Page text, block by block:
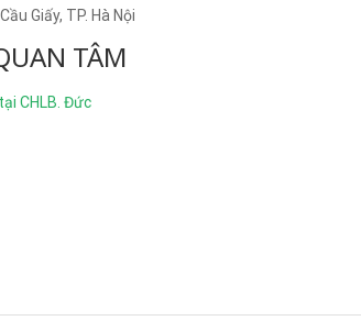
Giấy, TP. Hà Nội
TÂM
CHLB. Đức